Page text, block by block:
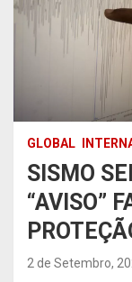
GLOBAL
SISMO
“AVISO”
2 de Setembro,